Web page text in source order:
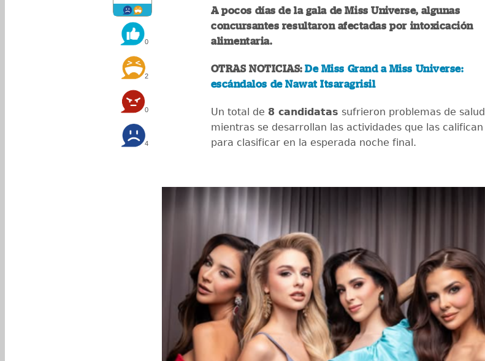
0
2
0
4
A pocos días de la gala de Miss Universe, algunas
concursantes resultaron afectadas por intoxicación
alimentaria.
OTRAS NOTICIAS:De Miss Grand a Miss Universe:
escándalos de Nawat Itsaragrisil
Un total de 8 candidatas sufrieron problemas de salud
mientras se desarrollan las actividades que las califican
para clasificar en la esperada noche final.